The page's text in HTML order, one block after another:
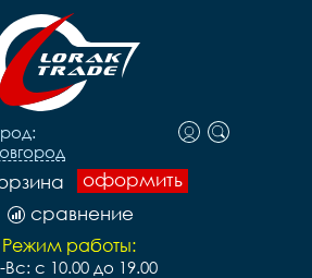
оформить
сравнение
Режим работы:
Вс: с 10.00 до 19.00